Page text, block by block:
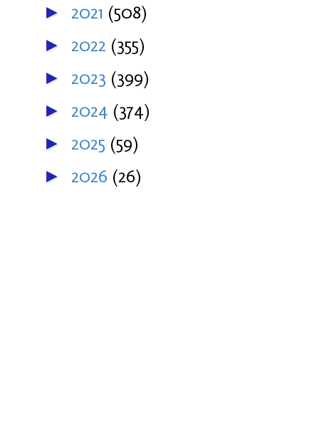
► 2021 (508)
► 2022 (355)
► 2023 (399)
► 2024 (374)
► 2025 (59)
► 2026 (26)